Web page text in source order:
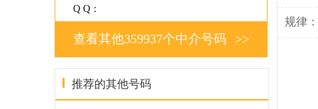
规律：
Q Q：
>>
查看其他359937个中介号码
推荐的其他号码